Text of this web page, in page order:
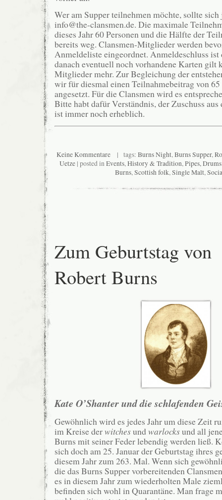
Wer am Supper teilnehmen möchte, sollte
info@the-clansmen.de. Die maximale
dieses Jahr 60 Personen und die Hälfte der
bereits weg. Clansmen-Mitglieder werden
Anmeldeliste eingeordnet. Anmeldeschluss ist
danach eventuell noch vorhandene Karten gilt
Mitglieder mehr. Zur Begleichung der
wir für diesmal einen Teilnahmebeitrag von 65
angesetzt. Für die Clansmen wird es
Bitte habt dafür Verständnis, der Zuschuss aus
ist immer noch erheblich.
Keine Kommentare| tags: Burns Night,Burns Supper,
Uetze | posted inEvents,History & Tradition,Pipes,
Burns,Scottish folk,Single Malt,
Zum Geburtstag von
Robert Burns
Kate O’Shanter und die schlafenden
Gewöhnlich wird es jedes Jahr um diese Zeit
im Kreise derwitchesundwarlocksund all
Burns mit seiner Feder lebendig werden ließ.
sich doch am 25. Januar der Geburtstag ihres
diesem Jahr zum 263. Mal. Wenn sich
die das Burns Supper vorbereitenden
es in diesem Jahr zum wiederholten Male
befinden sich wohl in Quarantäne. Man frage